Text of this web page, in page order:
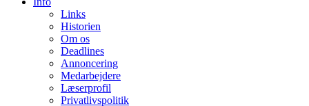
Links
Historien
Om os
Deadlines
Annoncering
Medarbejdere
Læserprofil
Privatlivspolitik